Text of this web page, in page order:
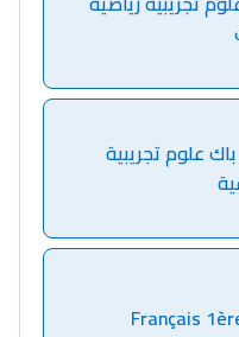
باك علوم تجريبية
Français